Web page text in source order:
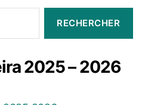
2025 – 2026